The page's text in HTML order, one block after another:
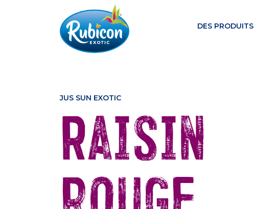
DES PRODUITS
JUS SUN EXOTIC
Raisin
rouge